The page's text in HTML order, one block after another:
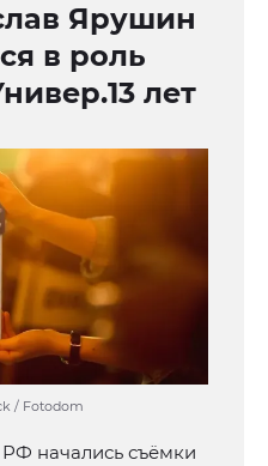
Ярушин
в роль
лет
/ Fotodom
начались съёмки